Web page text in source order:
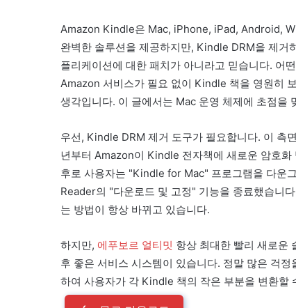
Amazon Kindle은 Mac, iPhone, iPad, Android,
완벽한 솔루션을 제공하지만, Kindle DRM을 제거
플리케이션에 대한 패치가 아니라고 믿습니다. 어
Amazon 서비스가 필요 없이 Kindle 책을 영원히
생각입니다. 이 글에서는 Mac 운영 체제에 초점을
우선, Kindle DRM 제거 도구가 필요합니다. 이 측
년부터 Amazon이 Kindle 전자책에 새로운 암호
후로 사용자는 "Kindle for Mac" 프로그램을 다운
Reader의 "다운로드 및 고정" 기능을 종료했습니
는 방법이 항상 바뀌고 있습니다.
하지만, 에푸보르 얼티밋 항상 최대한 빨리 새로운
후 좋은 서비스 시스템이 있습니다. 정말 많은 걱
하여 사용자가 각 Kindle 책의 작은 부분을 변환할